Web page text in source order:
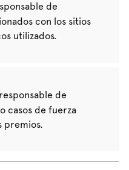
de
con los sitios
utilizados.
de
casos de fuerza
premios.